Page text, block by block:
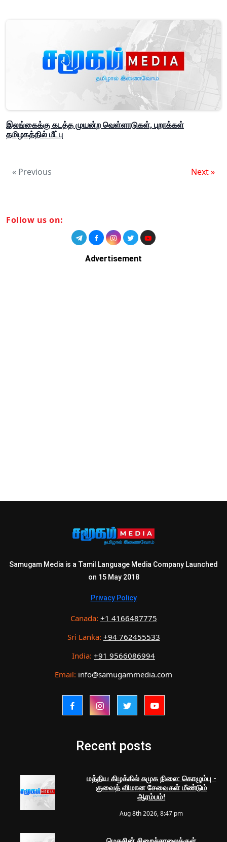
இலங்கைக்கு கடத்த முயன்ற வெள்ளாடுகள், புறாக்கள்
தமிழகத்தில் மீட்பு
« Previous Next »
Follow us on:
Advertisement
Samugam Media is a Tamil Language Media Company Launched
on 15 May 2018
Privacy Policy
Canada: +1 4166487775
Sri Lanka: +94 762455533
India: +91 9566086994
Email: info@samugammedia.com
Recent posts
மத்திய கிழக்கில் சுமுக நிலை: கொழும்பு -
குவைத் விமான சேவைகள் மீண்டும்
ஆரம்பம்!
Aug 8th 2026, 8:47 pm